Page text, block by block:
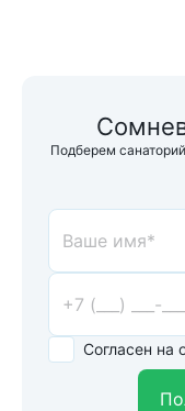
Подберем
Согласен на